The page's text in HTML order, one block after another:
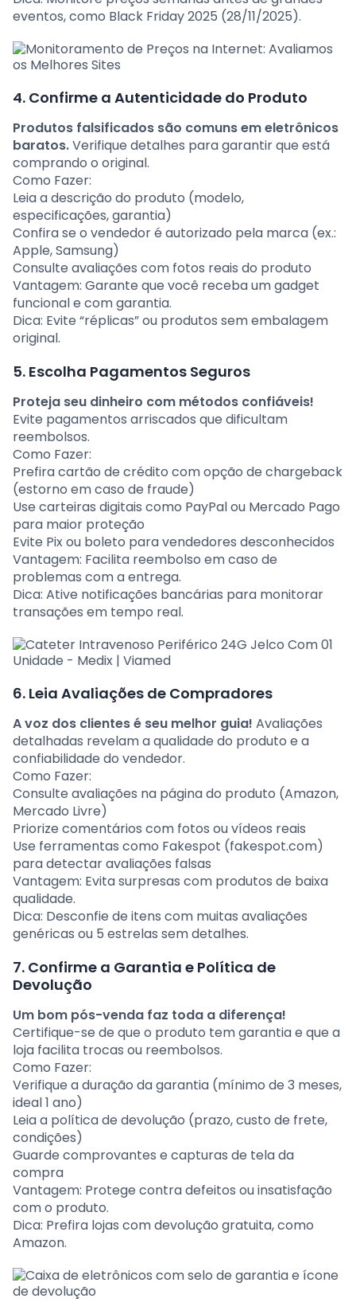
eventos, como Black Friday 2025 (28/11/2025).
4. Confirme a Autenticidade do Produto
Produtos falsificados são comuns em eletrônicos
baratos.Verifique detalhes para garantir que está
comprando o original.
Como Fazer:
Leia a descrição do produto (modelo,
especificações, garantia)
Confira se o vendedor é autorizado pela marca (ex.:
Apple, Samsung)
Consulte avaliações com fotos reais do produto
Vantagem: Garante que você receba um gadget
funcional e com garantia.
Dica: Evite “réplicas” ou produtos sem embalagem
original.
5. Escolha Pagamentos Seguros
Proteja seu dinheiro com métodos confiáveis!
Evite pagamentos arriscados que dificultam
reembolsos.
Como Fazer:
Prefira cartão de crédito com opção de chargeback
(estorno em caso de fraude)
Use carteiras digitais como PayPal ou Mercado Pago
para maior proteção
Evite Pix ou boleto para vendedores desconhecidos
Vantagem: Facilita reembolso em caso de
problemas com a entrega.
Dica: Ative notificações bancárias para monitorar
transações em tempo real.
6. Leia Avaliações de Compradores
A voz dos clientes é seu melhor guia! Avaliações
detalhadas revelam a qualidade do produto e a
confiabilidade do vendedor.
Como Fazer:
Consulte avaliações na página do produto (Amazon,
Mercado Livre)
Priorize comentários com fotos ou vídeos reais
Use ferramentas como Fakespot (fakespot.com)
para detectar avaliações falsas
Vantagem: Evita surpresas com produtos de baixa
qualidade.
Dica: Desconfie de itens com muitas avaliações
genéricas ou 5 estrelas sem detalhes.
7. Confirme a Garantia e Política de
Devolução
Um bom pós-venda faz toda a diferença!
Certifique-se de que o produto tem garantia e que a
loja facilita trocas ou reembolsos.
Como Fazer:
Verifique a duração da garantia (mínimo de 3 meses,
ideal 1 ano)
Leia a política de devolução (prazo, custo de frete,
condições)
Guarde comprovantes e capturas de tela da
compra
Vantagem: Protege contra defeitos ou insatisfação
com o produto.
Dica: Prefira lojas com devolução gratuita, como
Amazon.